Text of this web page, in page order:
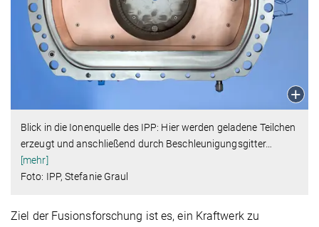
Blick in die Ionenquelle des IPP: Hier werden geladene Teilchen
erzeugt und anschließend durch Beschleunigungsgitter…
[mehr]
Foto: IPP, Stefanie Graul
Ziel der Fusionsforschung ist es, ein Kraftwerk zu